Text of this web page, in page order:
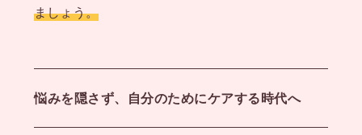
ましょう。
悩みを隠さず、自分のためにケアする時代へ